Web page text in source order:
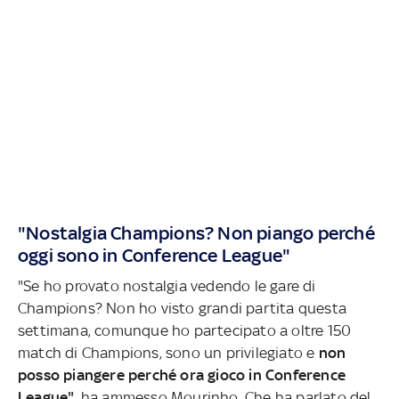
"Nostalgia Champions? Non piango perché
oggi sono in Conference League"
"Se ho provato nostalgia vedendo le gare di
Champions? Non ho visto grandi partita questa
settimana, comunque ho partecipato a oltre 150
match di Champions, sono un privilegiato e non
posso piangere perché ora gioco in Conference